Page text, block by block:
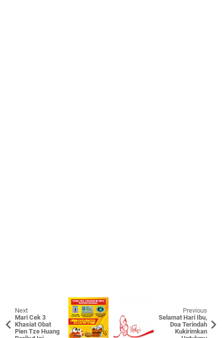
Next
Mari Cek 3
Khasiat Obat
Pien Tze Huang
Previous
Selamat Hari Ibu,
Doa Terindah
Kukirimkan